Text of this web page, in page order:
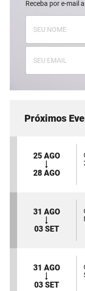
Receba por e-mail
Próximos
25 AGO
28 AGO
31 AGO
03 SET
31 AGO
03 SET